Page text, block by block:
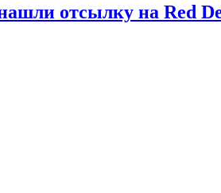
отсылку на Red